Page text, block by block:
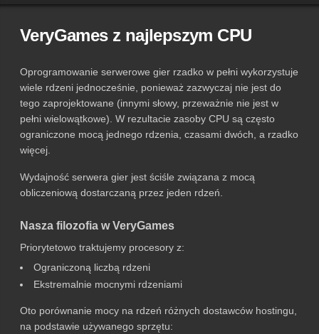
VeryGames z najlepszym CPU
Oprogramowanie serwerowe gier rzadko w pełni wykorzystuje
wiele rdzeni jednocześnie, ponieważ zazwyczaj nie jest do
tego zaprojektowane (innymi słowy, przeważnie nie jest w
pełni wielowątkowe). W rezultacie zasoby CPU są często
ograniczone mocą jednego rdzenia, czasami dwóch, a rzadko
więcej.
Wydajność serwera gier jest ściśle związana z mocą
obliczeniową dostarczaną przez jeden rdzeń.
Nasza filozofia w VeryGames
Priorytetowo traktujemy procesory z:
Ograniczoną liczbą rdzeni
Ekstremalnie mocnymi rdzeniami
Oto porównanie mocy na rdzeń różnych dostawców hostingu,
na podstawie używanego sprzętu: